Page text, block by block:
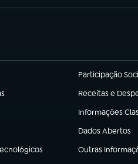
Participação
(abre em nova
Receitas e
(abre em nova
Informações
(abre em nova
Dados Abertos
(abre em nova
Outras
(abre em nova